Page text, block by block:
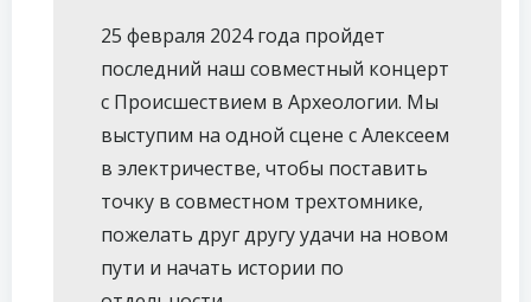
25 февраля 2024 года пройдет
последний наш совместный концерт
с Происшествием в Археологии. Мы
выступим на одной сцене с Алексеем
в электричестве, чтобы поставить
точку в совместном трехтомнике,
пожелать друг другу удачи на новом
пути и начать истории по